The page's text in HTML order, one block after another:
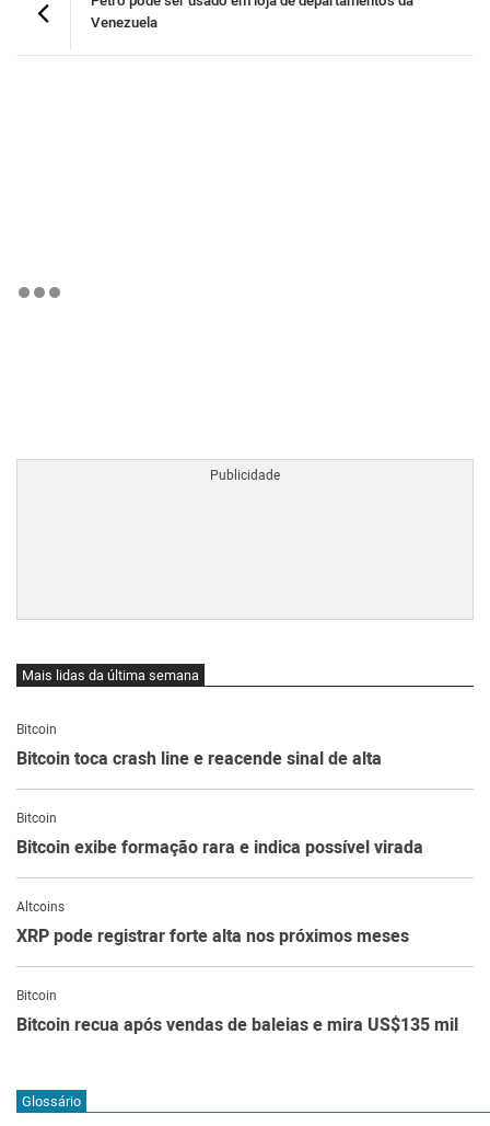
Venezuela
Mais lidas da última semana
Bitcoin
Bitcoin toca crash line e reacende sinal de alta
Bitcoin
Bitcoin exibe formação rara e indica possível virada
Altcoins
XRP pode registrar forte alta nos próximos meses
Bitcoin
Bitcoin recua após vendas de baleias e mira US$135 mil
Glossário